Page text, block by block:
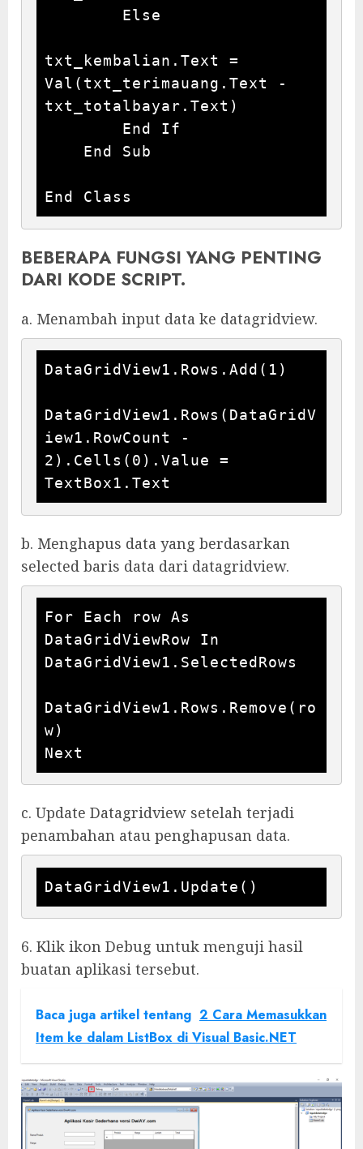
txt_kembalian.Text =
Val(txt_terimauang.Text -
txt_totalbayar.Text)
BEBERAPA FUNGSI YANG PENTING
DARI KODE SCRIPT.
a. Menambah input data ke datagridview.
DataGridView1.Rows.Add(1)
DataGridView1.Rows(DataGridV
iew1.RowCount -
2).Cells(0).Value =
TextBox1.Text
b. Menghapus data yang berdasarkan
selected baris data dari datagridview.
For Each row As
DataGridViewRow In
DataGridView1.SelectedRows
DataGridView1.Rows.Remove(ro
w)
Next
c. Update Datagridview setelah terjadi
penambahan atau penghapusan data.
DataGridView1.Update()
6. Klik ikon Debug untuk menguji hasil
buatan aplikasi tersebut.
Baca juga artikel tentang 2 Cara Memasukkan
Item ke dalam ListBox di Visual Basic.NET